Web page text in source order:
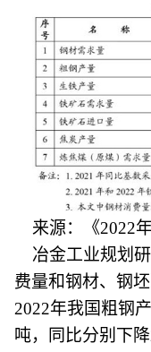
来源：《2022
冶金工业规划
费量和钢材、钢
2022年我国粗钢
吨，同比分别下